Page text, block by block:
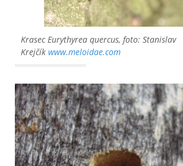
Krasec Eurythyrea quercus, foto: Stanislav
Krejčík www.meloidae.com